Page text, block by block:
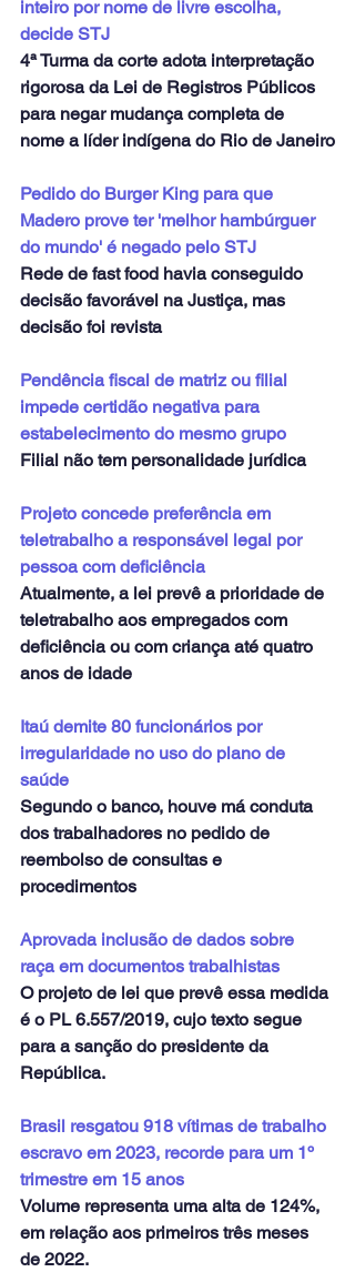
inteiro por nome de livre escolha,
decide STJ
4ª Turma da corte adota interpretação
rigorosa da Lei de Registros Públicos
para negar mudança completa de
nome a líder indígena do Rio de Janeiro
Pedido do Burger King para que
Madero prove ter 'melhor hambúrguer
do mundo' é negado pelo STJ
Rede de fast food havia conseguido
decisão favorável na Justiça, mas
decisão foi revista
Pendência fiscal de matriz ou filial
impede certidão negativa para
estabelecimento do mesmo grupo
Filial não tem personalidade jurídica
Projeto concede preferência em
teletrabalho a responsável legal por
pessoa com deficiência
Atualmente, a lei prevê a prioridade de
teletrabalho aos empregados com
deficiência ou com criança até quatro
anos de idade
Itaú demite 80 funcionários por
irregularidade no uso do plano de
saúde
Segundo o banco, houve má conduta
dos trabalhadores no pedido de
reembolso de consultas e
procedimentos
Aprovada inclusão de dados sobre
raça em documentos trabalhistas
O projeto de lei que prevê essa medida
é o PL 6.557/2019, cujo texto segue
para a sanção do presidente da
República.
Brasil resgatou 918 vítimas de trabalho
escravo em 2023, recorde para um 1º
trimestre em 15 anos
Volume representa uma alta de 124%,
em relação aos primeiros três meses
de 2022.